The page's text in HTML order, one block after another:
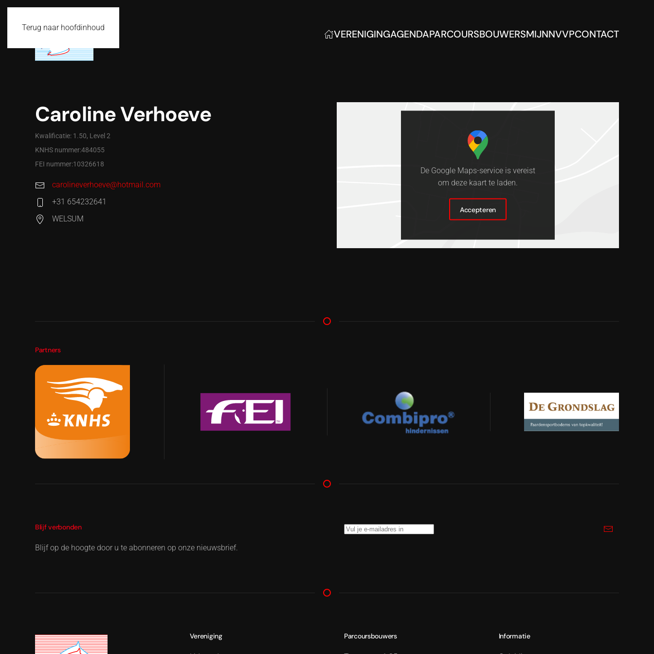
Terug naar hoofdinhoud
VERENIGINGAGENDAPARCOURSBOUWERSMIJNNVVPCONTACT
Caroline Verhoeve
Kwalificatie: 1.50, Level 2
KNHS nummer:484055
FEI nummer:10326618
carolineverhoeve@hotmail.com
+31 654232641
WELSUM
De Google Maps-service is vereist
om deze kaart te laden.
Accepteren
Partners
Blijf verbonden
Blijf op de hoogte door u te abonneren op onze nieuwsbrief.
Vereniging Parcoursbouwers Informatie